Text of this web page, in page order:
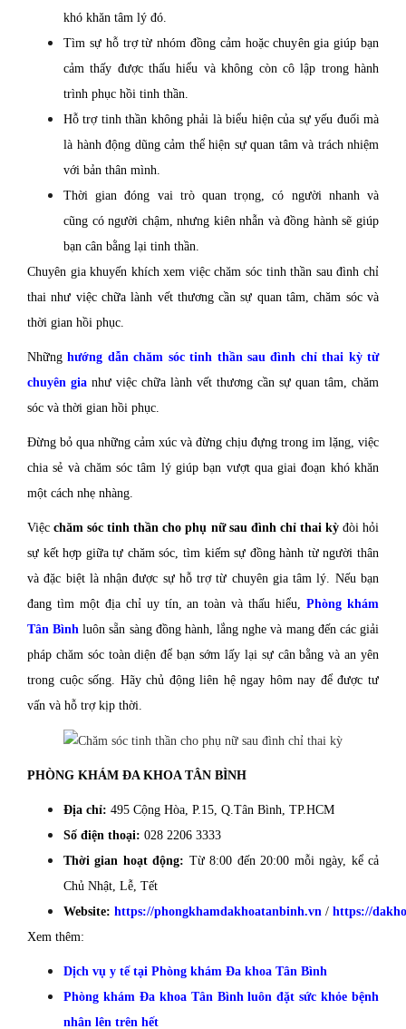
khó khăn tâm lý đó.
Tìm sự hỗ trợ từ nhóm đồng cảm hoặc chuyên gia giúp bạn
cảm thấy được thấu hiểu và không còn cô lập trong hành
trình phục hồi tinh thần.
Hỗ trợ tinh thần không phải là biểu hiện của sự yếu đuối mà
là hành động dũng cảm thể hiện sự quan tâm và trách nhiệm
với bản thân mình.
Thời gian đóng vai trò quan trọng, có người nhanh và
cũng có người chậm, nhưng kiên nhẫn và đồng hành sẽ giúp
bạn cân bằng lại tinh thần.
Chuyên gia khuyến khích xem việc chăm sóc tinh thần sau đình chỉ
thai như việc chữa lành vết thương cần sự quan tâm, chăm sóc và
thời gian hồi phục.
Nhữnghướng dẫn chăm sóc tinh thần sau đình chỉ thai kỳ từ
chuyên gia như việc chữa lành vết thương cần sự quan tâm, chăm
sóc và thời gian hồi phục.
Đừng bỏ qua những cảm xúc và đừng chịu đựng trong im lặng, việc
chia sẻ và chăm sóc tâm lý giúp bạn vượt qua giai đoạn khó khăn
một cách nhẹ nhàng.
Việcchăm sóc tinh thần cho phụ nữ sau đình chỉ thai kỳđòi hỏi
sự kết hợp giữa tự chăm sóc, tìm kiếm sự đồng hành từ người thân
và đặc biệt là nhận được sự hỗ trợ từ chuyên gia tâm lý. Nếu bạn
đang tìm một địa chỉ uy tín, an toàn và thấu hiểu,Phòng khám
Tân Bình luôn sẵn sàng đồng hành, lắng nghe và mang đến các giải
pháp chăm sóc toàn diện để bạn sớm lấy lại sự cân bằng và an yên
trong cuộc sống. Hãy chủ động liên hệ ngay hôm nay để được tư
vấn và hỗ trợ kịp thời.
PHÒNG KHÁM ĐA KHOA TÂN BÌNH
Địa chỉ: 495 Cộng Hòa, P.15, Q.Tân Bình, TP.HCM
Số điện thoại: 028 2206 3333
Thời gian hoạt động: Từ 8:00 đến 20:00 mỗi ngày, kể cả
Chủ Nhật, Lễ, Tết
Website: https://phongkhamdakhoatanbinh.vn / https://
Xem thêm:
Dịch vụ y tế tại Phòng khám Đa khoa Tân Bình
Phòng khám Đa khoa Tân Bình luôn đặt sức khỏe bệnh
nhân lên trên hết